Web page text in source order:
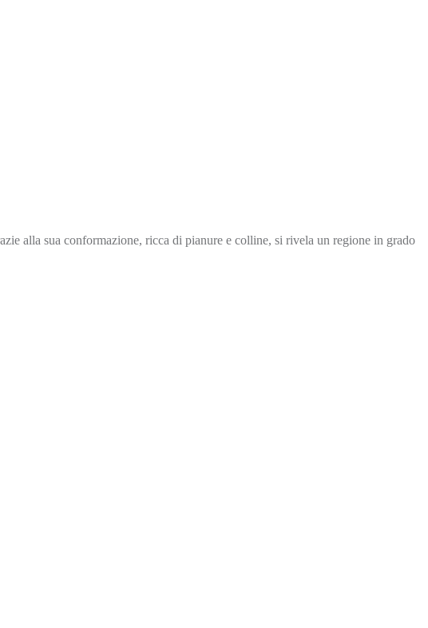
alla sua conformazione, ricca di pianure e colline, si rivela un regione in grado